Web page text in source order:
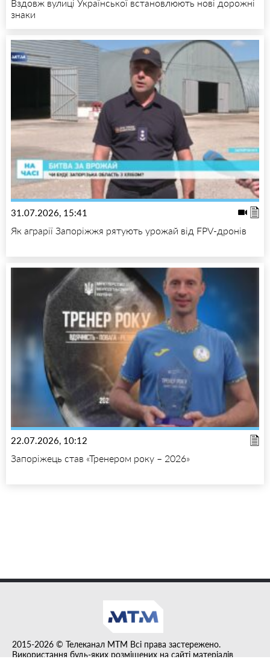
Вздовж вулиці Української встановлюють нові дорожні
знаки
31.07.2026, 15:41
Як аграрії Запоріжжя рятують урожай від FPV-дронів
22.07.2026, 10:12
Запоріжець став «Тренером року – 2026»
2015-2026 © Телеканал MTM Всі права застережено.
Використання будь-яких розміщених на сайті матеріалів